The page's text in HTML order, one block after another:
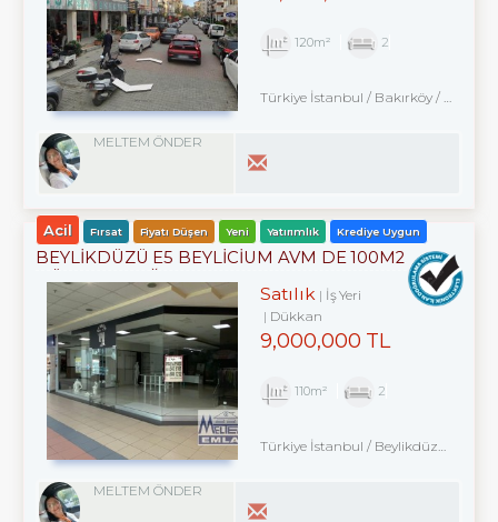
120m² 2
Türkiye İstanbul / Bakırköy/ Kartaltepe
MELTEM ÖNDER
Acil Fırsat Fiyatı Düşen Yeni Yatırımlık Krediye Uygun
BEYLİKDÜZÜ E5 BEYLİCİUM AVM DE 100M2
DÜKKAN MAĞAZA
Satılık
İş Yeri
Dükkan
9,000,000 TL
110m² 2
MELTEM ÖNDER